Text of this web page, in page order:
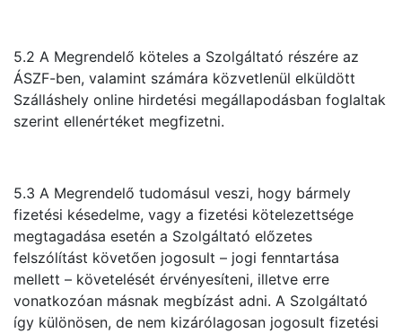
5.2 A Megrendelő köteles a Szolgáltató részére az
ÁSZF-ben, valamint számára közvetlenül elküldött
Szálláshely online hirdetési megállapodásban foglaltak
szerint ellenértéket megfizetni.
5.3 A Megrendelő tudomásul veszi, hogy bármely
fizetési késedelme, vagy a fizetési kötelezettsége
megtagadása esetén a Szolgáltató előzetes
felszólítást követően jogosult – jogi fenntartása
mellett – követelését érvényesíteni, illetve erre
vonatkozóan másnak megbízást adni. A Szolgáltató
így különösen, de nem kizárólagosan jogosult fizetési